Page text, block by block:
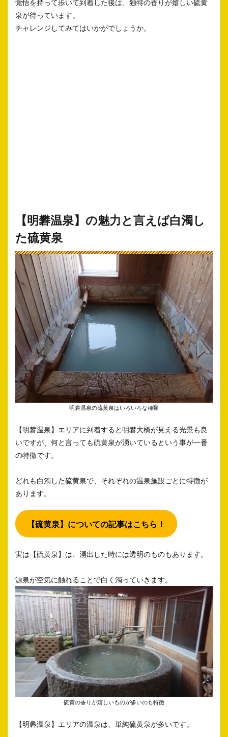
覚悟を持って歩いて到着した後は、独特の香りが嬉しい硫黄
泉が待っています。
チャレンジしてみてはいかがでしょうか。
【明礬温泉】の魅力と言えば白濁し
た硫黄泉
明礬温泉の硫黄泉はいろいろな種類
【明礬温泉】エリアに到着すると明礬大橋が見える光景も良
いですが、何と言っても硫黄泉が湧いているという事が一番
の特徴です。
どれも白濁した硫黄泉で、それぞれの温泉施設ごとに特徴が
あります。
【硫黄泉】についての記事はこちら！
実は【硫黄泉】は、湧出した時には透明のものもあります。
源泉が空気に触れることで白く濁っていきます。
硫黄の香りが嬉しいものが多いのも特徴
【明礬温泉】エリアの温泉は、単純硫黄泉が多いです。